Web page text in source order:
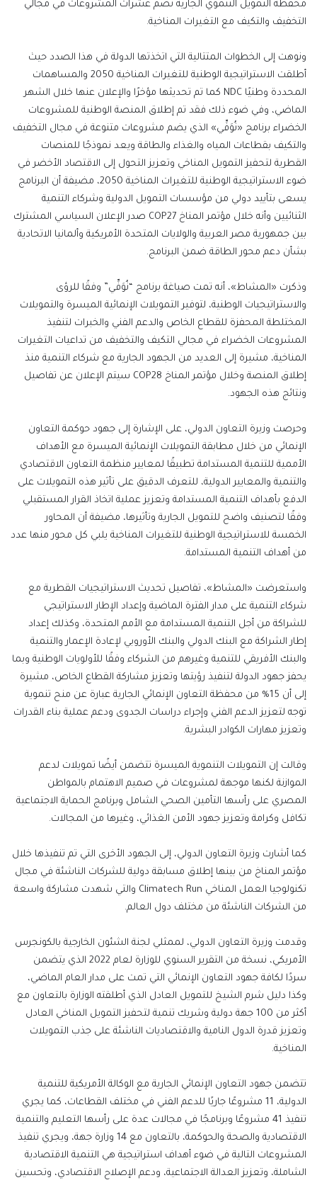
محفظة التمويل التنموي الجارية تضم عشرات المشروعات في مجالي
التخفيف والتكيف مع التغيرات المناخية.
ونوهت إلى الخطوات المتتالية التي اتخذتها الدولة في هذا الصدد حيث
أطلقت الاستراتيجية الوطنية للتغيرات المناخية 2050 والمساهمات
المحددة وطنيًا NDC كما تم تحديثها مؤخرًا والإعلان عنها خلال الشهر
الماضي، وفي ضوء ذلك فقد تم إطلاق المنصة الوطنية للمشروعات
الخضراء برنامج «نُوَفِّي» الذي يضم مشروعات متنوعة في مجال التخفيف
والتكيف بقطاعات المياه والغذاء والطاقة ويعد نموذجًا للمنصات
القطرية لتحفيز التمويل المناخي وتعزيز التحول إلى الاقتصاد الأخضر في
ضوء الاستراتيجية الوطنية للتغيرات المناخية 2050، مضيفة أن البرنامج
يسعى بتأييد دولي من مؤسسات التمويل الدولية وشركاء التنمية
الثنائيين وأنه خلال مؤتمر المناخ COP27 صدر الإعلان السياسي المشترك
بين جمهورية مصر العربية والولايات المتحدة الأمريكية وألمانيا الاتحادية
بشأن دعم محور الطاقة ضمن البرنامج.
وذكرت «المشاط»، أنه تمت صياغة برنامج “نُوَفِّي” وفقًا للرؤى
والاستراتيجيات الوطنية، لتوفير التمويلات الإنمائية الميسرة والتمويلات
المختلطة المحفزة للقطاع الخاص والدعم الفني والخبرات لتنفيذ
المشروعات الخضراء في مجالي التكيف والتخفيف من تداعيات التغيرات
المناخية، مشيرة إلى العديد من الجهود الجارية مع شركاء التنمية منذ
إطلاق المنصة وخلال مؤتمر المناخ COP28 سيتم الإعلان عن تفاصيل
ونتائج هذه الجهود.
وحرصت وزيرة التعاون الدولي، على الإشارة إلى جهود حوكمة التعاون
الإنمائي من خلال مطابقة التمويلات الإنمائية الميسرة مع الأهداف
الأممية للتنمية المستدامة تطبيقًا لمعايير منظمة التعاون الاقتصادي
والتنمية والمعايير الدولية، للتعرف الدقيق على تأثير هذه التمويلات على
الدفع بأهداف التنمية المستدامة وتعزيز عملية اتخاذ القرار المستقبلي
وفقًا لتصنيف واضح للتمويل الجارية وتأثيرها، مضيفة أن المحاور
الخمسة للاستراتيجية الوطنية للتغيرات المناخية يلبي كل محور منها عدد
من أهداف التنمية المستدامة.
واستعرضت «المشاط»، تفاصيل تحديث الاستراتيجيات القطرية مع
شركاء التنمية على مدار الفترة الماضية وإعداد الإطار الاستراتيجي
للشراكة من أجل التنمية المستدامة مع الأمم المتحدة، وكذلك إعداد
إطار الشراكة مع البنك الدولي والبنك الأوروبي لإعادة الإعمار والتنمية
والبنك الأفريقي للتنمية وغيرهم من الشركاء وفقًا للأولويات الوطنية وبما
يحفز جهود الدولة لتنفيذ رؤيتها وتعزيز مشاركة القطاع الخاص، مشيرة
إلى أن 15% من محفظة التعاون الإنمائي الجارية عبارة عن منح تنموية
توجه لتعزيز الدعم الفني وإجراء دراسات الجدوى ودعم عملية بناء القدرات
وتعزيز مهارات الكوادر البشرية.
وقالت إن التمويلات التنموية الميسرة تتضمن أيضًا تمويلات لدعم
الموازنة لكنها موجهة لمشروعات في صميم الاهتمام بالمواطن
المصري على رأسها التأمين الصحي الشامل وبرنامج الحماية الاجتماعية
تكافل وكرامة وتعزيز جهود الأمن الغذائي، وغيرها من المجالات.
كما أشارت وزيرة التعاون الدولي، إلى الجهود الأخرى التي تم تنفيذها خلال
مؤتمر المناخ من بينها إطلاق مسابقة دولية للشركات الناشئة في مجال
تكنولوجيا العمل المناخي Climatech Run والتي شهدت مشاركة واسعة
من الشركات الناشئة من مختلف دول العالم.
وقدمت وزيرة التعاون الدولي، لممثلي لجنة الشئون الخارجية بالكونجرس
الأمريكي، نسخة من التقرير السنوي للوزارة لعام 2022 الذي يتضمن
سردًا لكافة جهود التعاون الإنمائي التي تمت على مدار العام الماضي،
وكذا دليل شرم الشيخ للتمويل العادل الذي أطلقته الوزارة بالتعاون مع
أكثر من 100 جهة دولية وشريك تنمية لتحفيز التمويل المناخي العادل
وتعزيز قدرة الدول النامية والاقتصاديات الناشئة على جذب التمويلات
المناخية.
تتضمن جهود التعاون الإنمائي الجارية مع الوكالة الأمريكية للتنمية
الدولية، 11 مشروعًا جاريًا للدعم الفني في مختلف القطاعات، كما يجري
تنفيذ 41 مشروعًا وبرنامجًا في مجالات عدة على رأسها التعليم والتنمية
الاقتصادية والصحة والحوكمة، بالتعاون مع 14 وزارة جهة، ويجري تنفيذ
المشروعات التالية في ضوء أهداف استراتيجية هي التنمية الاقتصادية
الشاملة، وتعزيز العدالة الاجتماعية، ودعم الإصلاح الاقتصادي، وتحسين